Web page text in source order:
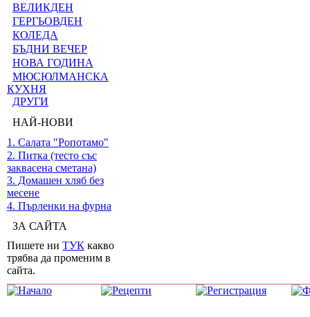
ВЕЛИКДЕН
ГЕРГЬОВДЕН
КОЛЕДА
БЪДНИ ВЕЧЕР
НОВА ГОДИНА
МЮСЮЛМАНСКА
КУХНЯ
ДРУГИ
НАЙ-НОВИ
1. Салата "Ропотамо"
2. Питка (тесто със
заквасена сметана)
3. Домашен хляб без
месене
4. Пърленки на фурна
ЗА САЙТА
Пишете ни ТУК какво
трябва да променим в
сайта.